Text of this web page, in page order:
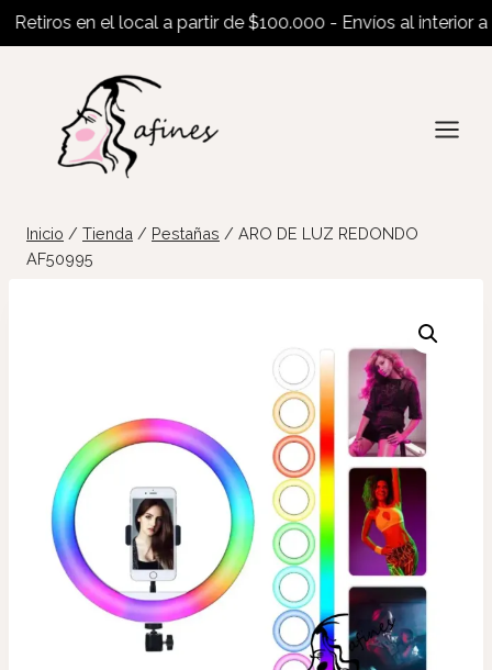
en el local a partir de $100.000 - Envíos al interior a
contenido
Inicio / Tienda / Pestañas / ARO DE LUZ REDONDO
AF50995